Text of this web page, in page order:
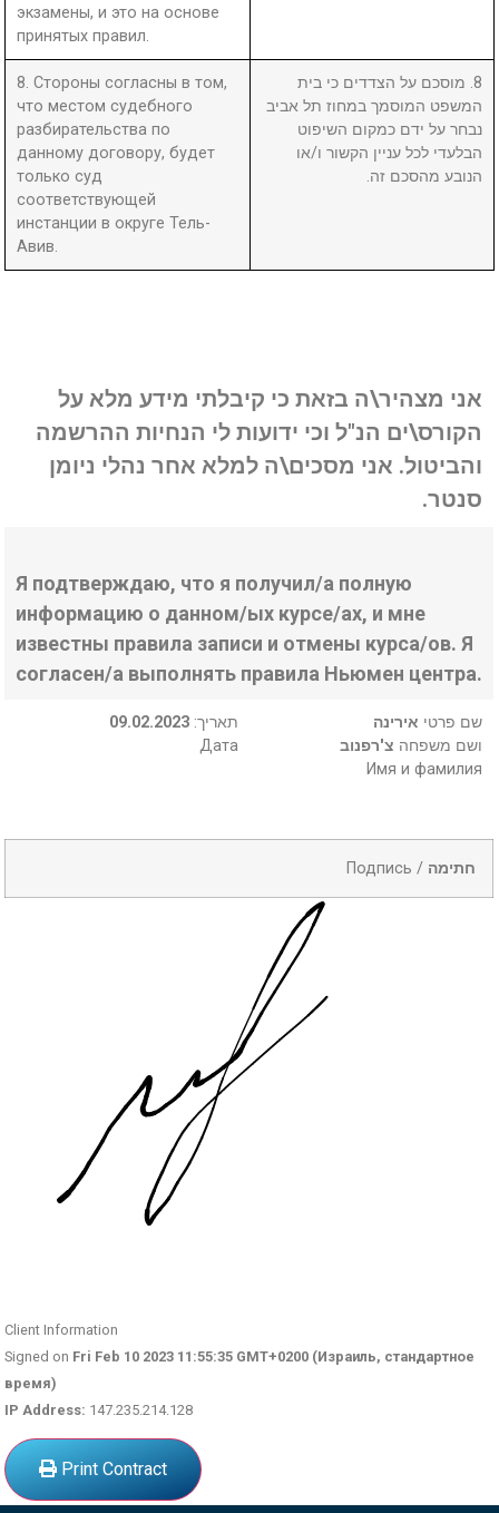
экзамены, и это на основе
принятых правил.
8. Стороны согласны в том,
что местом судебного
разбирательства по
данному договору, будет
только суд
соответствующей
инстанции в округе Тель-
Авив.
8. מוסכם על הצדדים כי בית
המשפט המוסמך במחוז תל אביב
נבחר על ידם כמקום השיפוט
הבלעדי לכל עניין הקשור ו/או
הנובע מהסכם זה.
אני מצהיר\ה בזאת כי קיבלתי מידע מלא על
הקורס\ים הנ"ל וכי ידועות לי הנחיות ההרשמה
והביטול. אני מסכים\ה למלא אחר נהלי ניומן
סנטר.
Я подтверждаю, что я получил/а полную
информацию о данном/ых курсе/ах, и мне
известны правила записи и отмены курса/ов. Я
согласен/а выполнять правила Ньюмен центра.
09.02.2023 :תאריך
Дата
שם פרטי אירינה
ושם משפחה צ'רפנוב
Имя и фамилия
Подпись / חתימה
Client Information
Signed on Fri Feb 10 2023 11:55:35 GMT+0200 (Израиль, стандартное
время)
IP Address: 147.235.214.128
Print Contract